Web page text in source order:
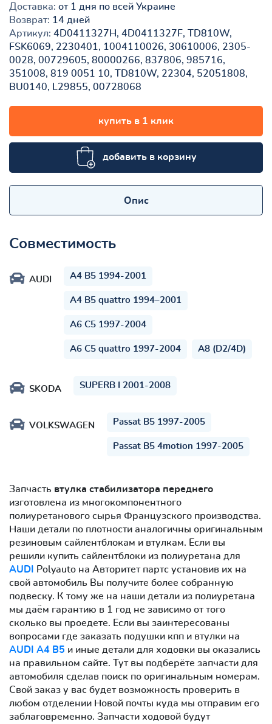
Доставка: от 1 дня по всей Украине
Возврат: 14 дней
Артикул: 4D0411327H, 4D0411327F, TD810W,
FSK6069, 2230401, 1004110026, 30610006, 2305-
0028, 00729605, 80000266, 837806, 985716,
351008, 819 0051 10, TD810W, 22304, 52051808,
BU0140, L29855, 00728068
купить в 1 клик
добавить в корзину
Опис
Совместимость
AUDI A4 B5 1994-2001
A4 B5 quattro 1994–2001
A6 C5 1997-2004
A6 C5 quattro 1997-2004 A8 (D2/4D)
SKODA SUPERB I 2001-2008
VOLKSWAGEN Passat B5 1997-2005
Passat B5 4motion 1997-2005
Запчасть втулка стабилизатора переднего
изготовлена из многокомпонентного
полиуретанового сырья Французского производства.
Наши детали по плотности аналогичны оригинальным
резиновым сайлентблокам и втулкам. Если вы
решили купить сайлентблоки из полиуретана для
AUDI
Polyauto на Авторитет партс установив их на
свой автомобиль Вы получите более собранную
подвеску. К тому же на наши детали из полиуретана
мы даём гарантию в 1 год не зависимо от того
сколько вы проедете. Если вы заинтересованы
вопросами где заказать подушки кпп и втулки на
AUDI A4 B5 и иные детали для ходовки вы оказались
на правильном сайте. Тут вы подберёте запчасти для
автомобиля сделав поиск по оригинальным номерам.
Свой заказ у вас будет возможность проверить в
любом отделении Новой почты куда мы отправим его
заблаговременно. Запчасти ходовой будут